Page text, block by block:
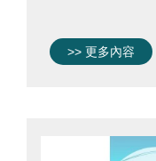
>> 更多內容